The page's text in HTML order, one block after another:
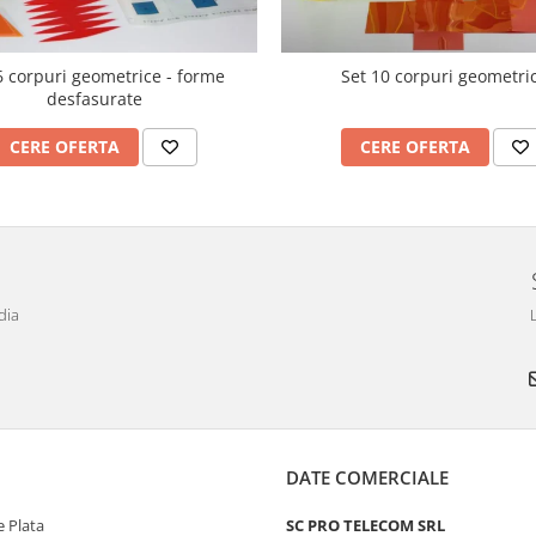
corpuri geometrice - forme
desfasurate
CERE OFERTA
Set 10 corpuri
CERE OFERTA
Plata
DATE COMERCIALE
SC PRO TELECOM SRL